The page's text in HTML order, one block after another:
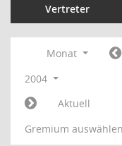
Vertreter
Monat
2004
Aktuell
Gremium auswählen